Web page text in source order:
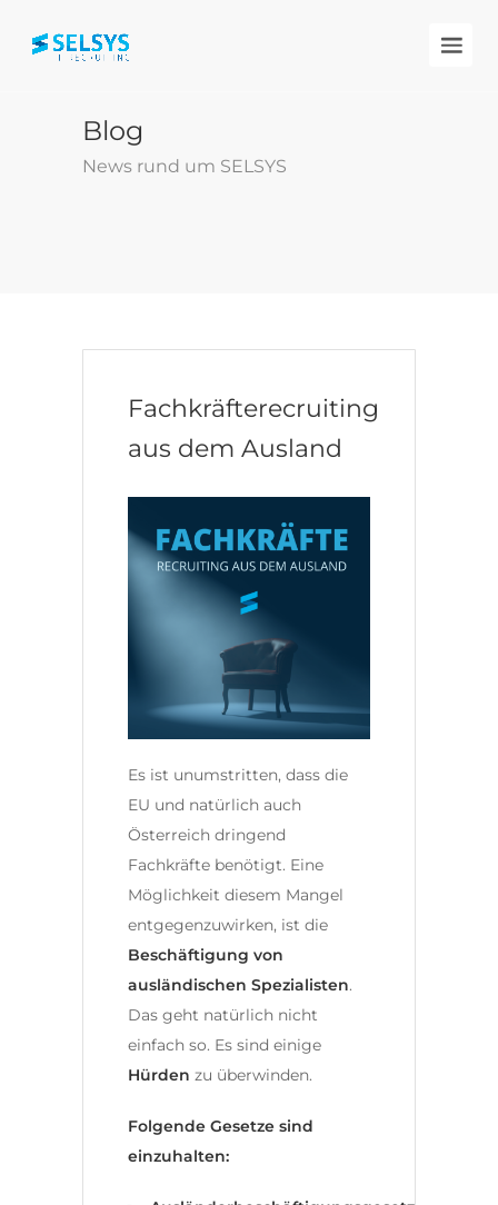
Blog
News rund um SELSYS
Fachkräfterecruiting
aus dem Ausland
Es ist unumstritten, dass die
EU und natürlich auch
Österreich dringend
Fachkräfte benötigt. Eine
Möglichkeit diesem Mangel
entgegenzuwirken, ist die
Beschäftigung von
ausländischen Spezialisten.
Das geht natürlich nicht
einfach so. Es sind einige
Hürden zu überwinden.
Folgende Gesetze sind
einzuhalten: